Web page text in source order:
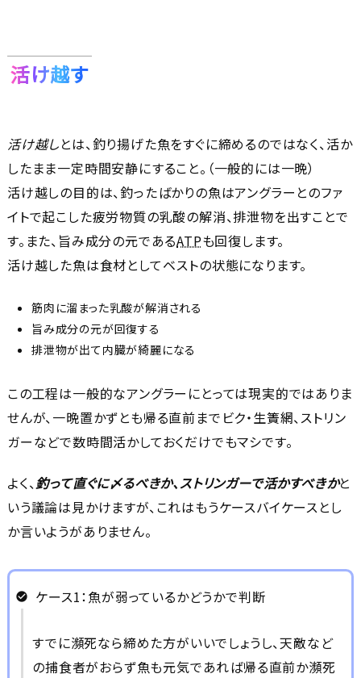
活け越す
活け越しとは、釣り揚げた魚をすぐに締めるのではなく、活か
したまま一定時間安静にすること。（一般的には一晩）
活け越しの目的は、釣ったばかりの魚はアングラーとのファ
イトで起こした疲労物質の乳酸の解消、排泄物を出すことで
す。また、旨み成分の元であるATPも回復します。
活け越した魚は食材としてベストの状態になります。
筋肉に溜まった乳酸が解消される
旨み成分の元が回復する
排泄物が出て内臓が綺麗になる
この工程は一般的なアングラーにとっては現実的ではありま
せんが、一晩置かずとも帰る直前までビク・生簀網、ストリン
ガーなどで数時間活かしておくだけでもマシです。
よく、釣って直ぐに〆るべきか、ストリンガーで活かすべきかと
いう議論は見かけますが、これはもうケースバイケースとし
か言いようがありません。
ケース1：魚が弱っているかどうかで判断
すでに瀕死なら締めた方がいいでしょうし、天敵など
の捕食者がおらず魚も元気であれば帰る直前か瀕死